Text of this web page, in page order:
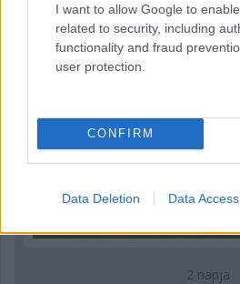
I want to allow Google to
related to security, including
functionality and fraud
user protection.
CONFIRM
Data Deletion Data Access
2 napja